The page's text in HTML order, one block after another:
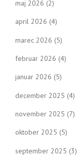
a
v
i
g
a
t
i
maj 2026 (2)
april 2026 (4)
marec 2026 (5)
februar 2026 (4)
januar 2026 (5)
december 2025 (4)
november 2025 (7)
oktober 2025 (5)
september 2025 (3)